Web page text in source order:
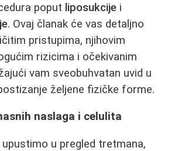
poput liposukcije i
. Ovaj članak će vas detaljno
pristupima, njihovim
rizicima i očekivanim
vam sveobuhvatan uvid u
željene fizičke forme.
naslaga i celulita
u pregled tretmana,